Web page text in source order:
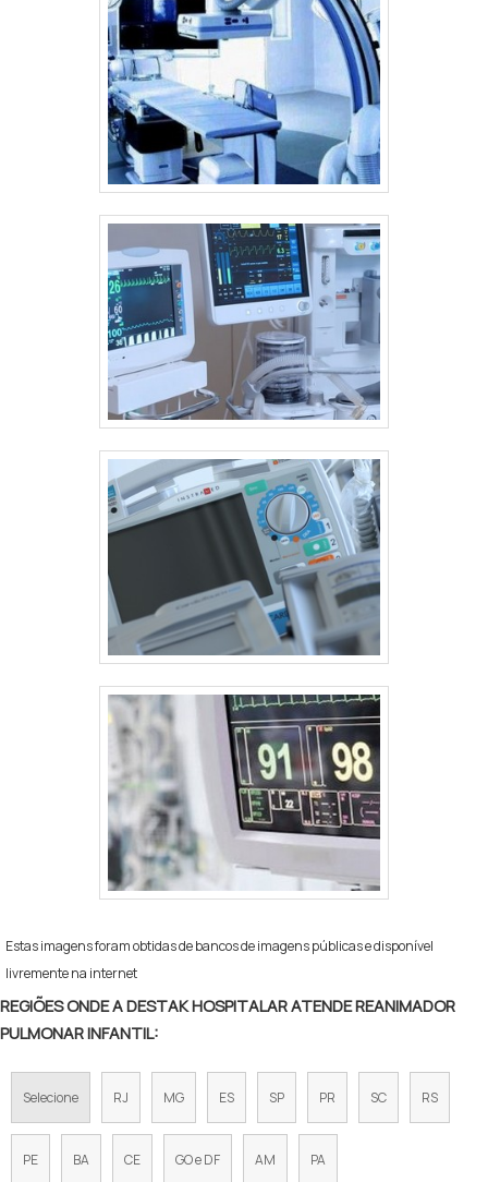
Estas imagens foram obtidas de bancos de imagens públicas e disponível
livremente na internet
REGIÕES ONDE A DESTAK HOSPITALAR ATENDE REANIMADOR
PULMONAR INFANTIL:
Selecione RJ MG ES SP PR SC RS
PE BA CE GO e DF AM PA